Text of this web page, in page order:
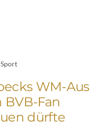
Sport
WM-Aus
Fan
dürfte